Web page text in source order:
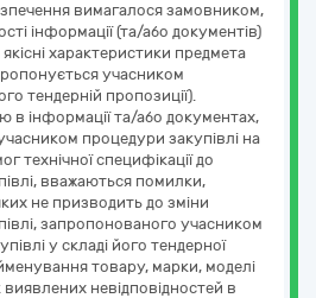
вимагалося замовником,
інформації (та/або документів)
якісні характеристики предмета
учасником
тендерній пропозиції).
в інформації та/або документах,
процедури закупівлі на
технічної специфікації до
вважаються помилки,
не призводить до зміни
запропонованого учасником
у складі його тендерної
товару, марки, моделі
невідповідностей в